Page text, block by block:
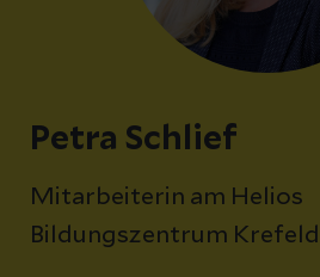
Petra Schlief
Mitarbeiterin am Helios
Bildungszentrum Krefeld